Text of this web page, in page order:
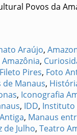
Povos da
Araújo,
,
Fileto Pires, Foto
de Manaus,
, Iconografia
, IDD, Instituto
, Manaus
de Julho, Teatro